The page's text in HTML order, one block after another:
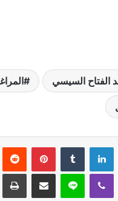
الفتاح السيسي
لينكدإن بينتيريست
ڤايبر لاين مشاركة عبر البريد